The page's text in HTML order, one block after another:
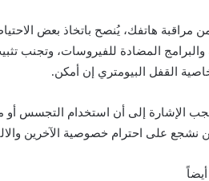
من مراقبة هاتفك، يُنصح باتخاذ بعض
والبرامج المضادة للفيروسات، وتجنب
القفل البيومتري إن أمكن.
يجب الإشارة إلى أن استخدام التجسس أو
نشجع على احترام خصوصية الآخرين